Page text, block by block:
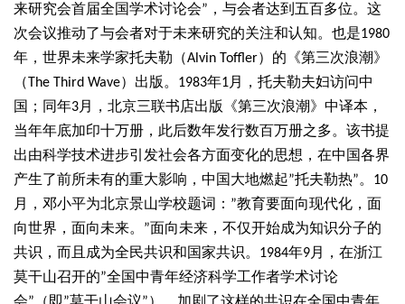
来研究会首届全国学术讨论会” ，与会者达到五百多位。这
次会议推动了与会者对于未来研究的关注和认知。也是1980
年，世界未来学家托夫勒（Alvin Toffler）的《第三次浪潮》
（The Third Wave）出版。 1983年1月，托夫勒夫妇访问中
国；同年3月，北京三联书店出版《第三次浪潮》中译本，
当年年底加印十万册，此后数年发行数百万册之多。该书提
出由科学技术进步引发社会各方面变化的思想，在中国各界
产生了前所未有的重大影响，中国大地燃起”托夫勒热”。 10
月，邓小平为北京景山学校题词： ”教育要面向现代化，面
向世界，面向未来。 ”面向未来，不仅开始成为知识分子的
共识，而且成为全民共识和国家共识。 1984年9月，在浙江
莫干山召开的”全国中青年经济科学工作者学术讨论
会
（即 莫干山会议 ），加剧了这样的共识在全国中青年